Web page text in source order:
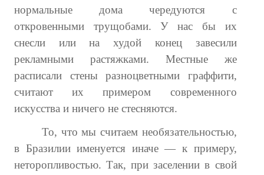
№ 2
№ 4
№ 7
нормальные дома чередуются с
откровенными трущобами. У нас бы их
снесли или на худой конец завесили
рекламными растяжками. Местные же
расписали стены разноцветными граффити,
считают их примером современного
искусства и ничего не стесняются.
То, что мы считаем необязательностью,
в Бразилии именуется иначе — к примеру,
неторопливостью. Так, при заселении в свой